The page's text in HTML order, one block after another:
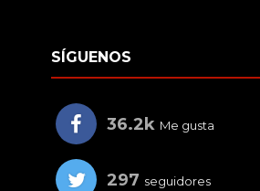
SÍGUENOS
36.2k Me gusta
297 seguidores